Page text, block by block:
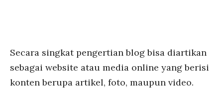
Secara singkat pengertian blog bisa diartikan
sebagai website atau media online yang berisi
konten berupa artikel, foto, maupun video.